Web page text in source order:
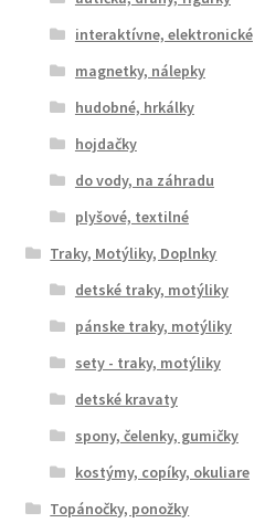
interaktívne, elektronické
magnetky, nálepky
hudobné, hrkálky
hojdačky
do vody, na záhradu
plyšové, textilné
Traky, Motýliky, Doplnky
detské traky, motýliky
pánske traky, motýliky
sety - traky, motýliky
detské kravaty
spony, čelenky, gumičky
kostýmy, copíky, okuliare
Topánočky, ponožky